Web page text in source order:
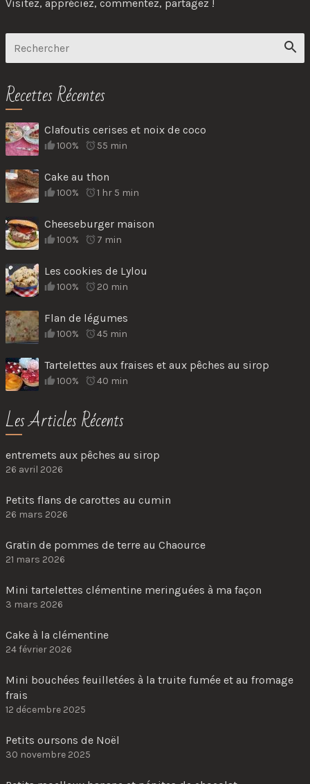
Visitez, appréciez, commentez, partagez !
Recettes Récentes
Clafoutis cerises et noix de coco
100% 55 min
Cake au thon
100% 1 hr 5 min
Cheeseburger maison
100% 7 min
Les cookies de Lylou
100% 20 min
Flan de légumes
100% 45 min
Tartelettes aux fraises et aux pêches au sirop
100% 40 min
Les Articles Récents
entremets aux pêches au sirop
26 avril 2026
Petits flans de carottes au cumin
26 mars 2026
Gratin de pommes de terre au Chaource
21 mars 2026
Mini tartelettes clémentine meringuées à ma façon
3 mars 2026
Cake à la clémentine
24 février 2026
Mini bouchées feuilletées à la truite fumée et au fromage
frais
12 décembre 2025
Petits oursons de Noël
30 novembre 2025